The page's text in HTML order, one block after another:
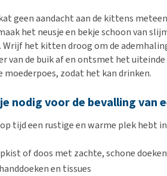
geen aandacht aan de kittens
het neusje en bekje schoon van
Wrijf het kitten droog om de
van de buik af en ontsmet het
moederpoes, zodat het kan drinken.
nodig voor de bevalling van
tijd een rustige en warme plek hebt
of doos met zachte, schone doeken
en tissues